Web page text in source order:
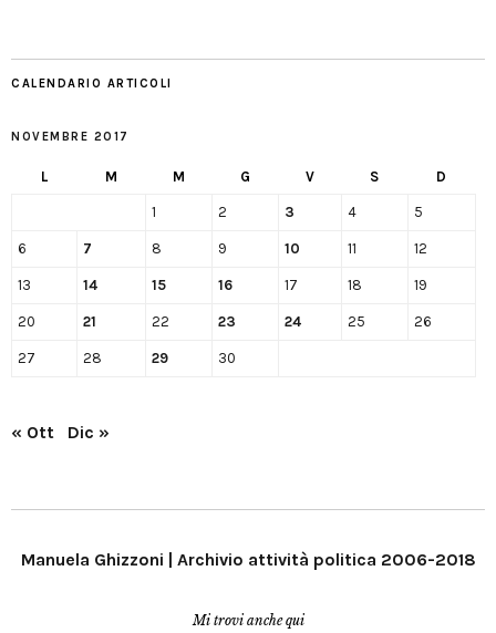
CALENDARIO ARTICOLI
NOVEMBRE 2017
L M M G V S D
1 2 3 4 5
6 7 8 9 10 11 12
13 14 15 16 17 18 19
20 21 22 23 24 25 26
27 28 29 30
« Ott Dic »
Manuela Ghizzoni | Archivio attività politica 2006-2018
Mi trovi anche qui